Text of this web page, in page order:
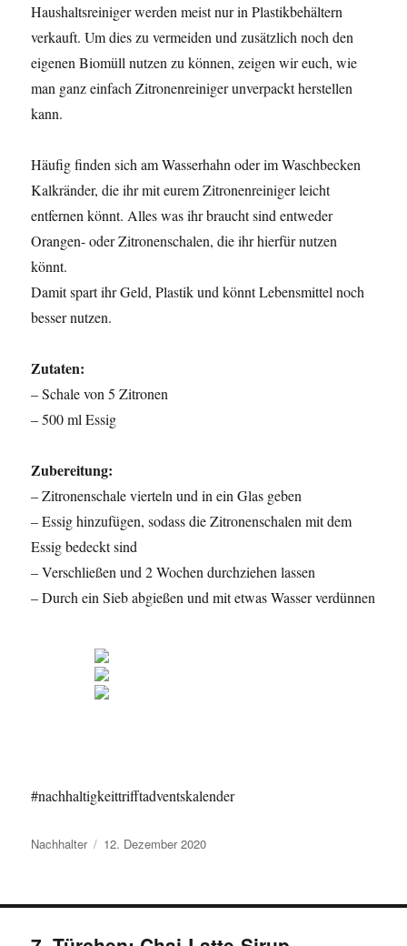
Haushaltsreiniger werden meist nur in Plastikbehältern
verkauft. Um dies zu vermeiden und zusätzlich noch den
eigenen Biomüll nutzen zu können, zeigen wir euch, wie
man ganz einfach Zitronenreiniger unverpackt herstellen
kann.
Häufig finden sich am Wasserhahn oder im Waschbecken
Kalkränder, die ihr mit eurem Zitronenreiniger leicht
entfernen könnt. Alles was ihr braucht sind entweder
Orangen- oder Zitronenschalen, die ihr hierfür nutzen
könnt.
Damit spart ihr Geld, Plastik und könnt Lebensmittel noch
besser nutzen.
Zutaten:
– Schale von 5 Zitronen
– 500 ml Essig
Zubereitung:
– Zitronenschale vierteln und in ein Glas geben
– Essig hinzufügen, sodass die Zitronenschalen mit dem
Essig bedeckt sind
– Verschließen und 2 Wochen durchziehen lassen
– Durch ein Sieb abgießen und mit etwas Wasser verdünnen
#nachhaltigkeittrifftadventskalender
Autor
Nachhalter
Veröffentlicht
12. Dezember 2020